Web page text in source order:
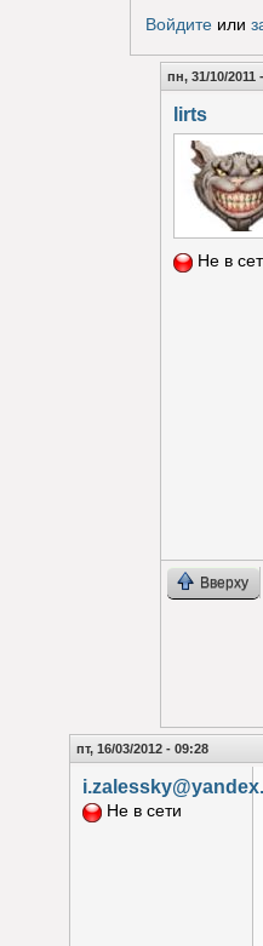
Войдитеили
пн, 31/10/2011
lirts
Не в
Вверху
пт, 16/03/2012 - 09:28
Не в сети